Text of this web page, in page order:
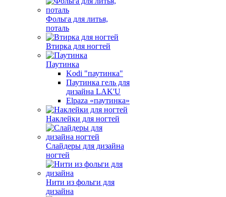
Фольга для литья,
поталь
Втирка для ногтей
Паутинка
Kodi "паутинка"
Паутинка гель для
дизайна LAK'U
Elpaza «паутинка»
Наклейки для ногтей
Слайдеры для дизайна
ногтей
Нити из фольги для
дизайна